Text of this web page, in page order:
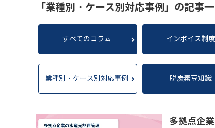
「業種別・ケース別対応事例」の記事
すべてのコラム インボイス制度
業種別・ケース別対応事例 脱炭素豆知識
多拠点企